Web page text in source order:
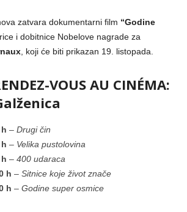
zatvara dokumentarni film “Godine
i dobitnice Nobelove nagrade za
, koji će biti prikazan 19. listopada.
VOUS AU CINÉMA:
– Drugi čin
– Velika pustolovina
– 400 udaraca
h – Sitnice koje život znače
h – Godine super osmice